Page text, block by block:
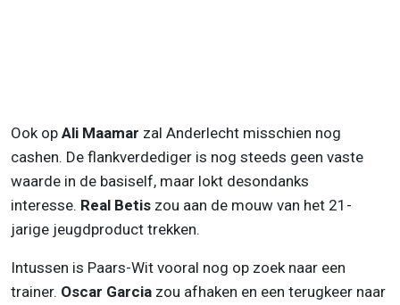
Ook op Ali Maamar zal Anderlecht misschien nog
cashen. De flankverdediger is nog steeds geen vaste
waarde in de basiself, maar lokt desondanks
interesse. Real Betis zou aan de mouw van het 21-
jarige jeugdproduct trekken.
Intussen is Paars-Wit vooral nog op zoek naar een
trainer. Oscar Garcia zou afhaken en een terugkeer naar